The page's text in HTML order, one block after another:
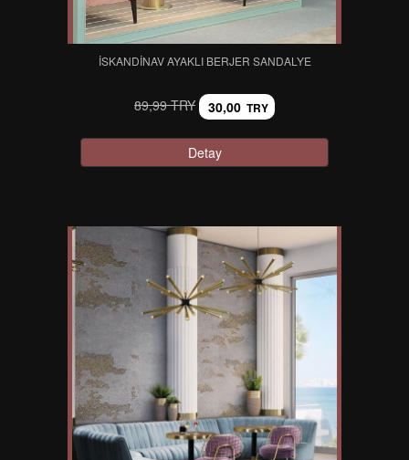
İSKANDINAV AYAKLI BERJER SANDALYE
89,99 TRY 30,00 TRY
Detay